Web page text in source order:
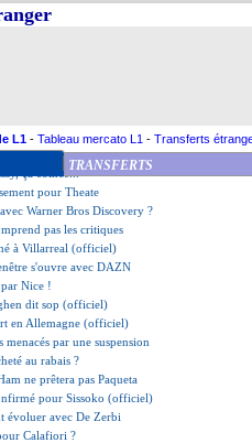
L1 - Tableau mercato L1 - Transferts
TRANSFERTS
jusqu'en 2025 (officiel)
un nouveau gardien
stats folles de Martinez
prêté à l'Atalanta (off.)
ça coince...
pour Theate
Warner Bros Discovery ?
pas les critiques
à Villarreal (officiel)
s'ouvre avec DAZN
Nice !
dit sop (officiel)
en Allemagne (officiel)
menacés par une suspension
au rabais ?
ne prêtera pas Paqueta
pour Sissoko (officiel)
évoluer avec De Zerbi
Calafiori ?